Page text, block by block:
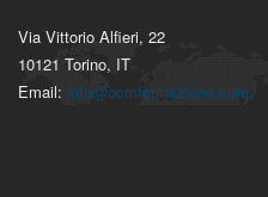
Via Vittorio Alfieri, 22
10121 Torino, IT
Email: info@ocmformazione.com